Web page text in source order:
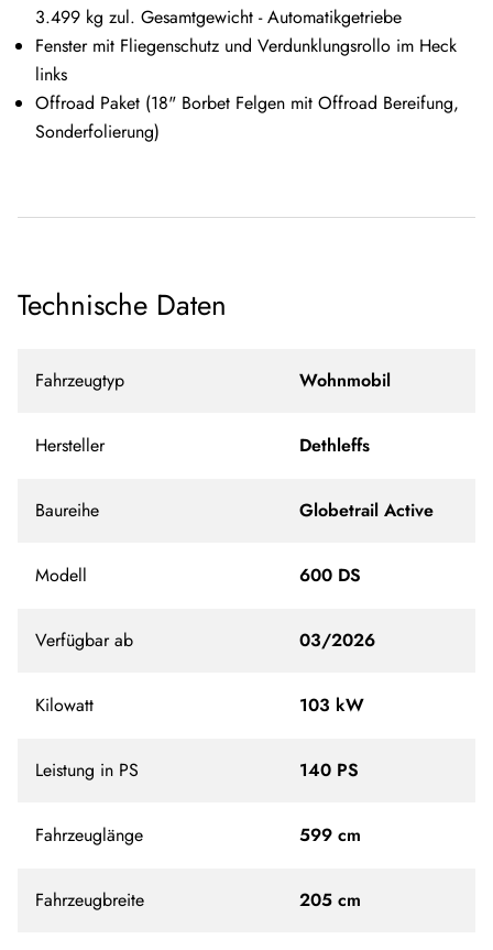
3.499 kg zul. Gesamtgewicht - Automatikgetriebe
Fenster mit Fliegenschutz und Verdunklungsrollo im Heck
links
Offroad Paket (18" Borbet Felgen mit Offroad Bereifung,
Sonderfolierung)
Technische Daten
Fahrzeugtyp Wohnmobil
Hersteller Dethleffs
Baureihe Globetrail Active
Modell 600 DS
Verfügbar ab 03/2026
Kilowatt 103 kW
Leistung in PS 140 PS
Fahrzeuglänge 599 cm
Fahrzeugbreite 205 cm